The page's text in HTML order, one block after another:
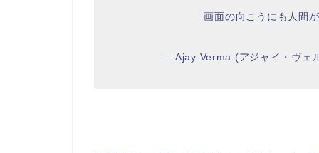
画面の向こうにも人間
— Ajay Verma (アジャイ・ヴ